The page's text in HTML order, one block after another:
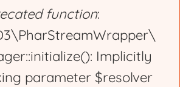
function:
Implicitly
parameter $resolver